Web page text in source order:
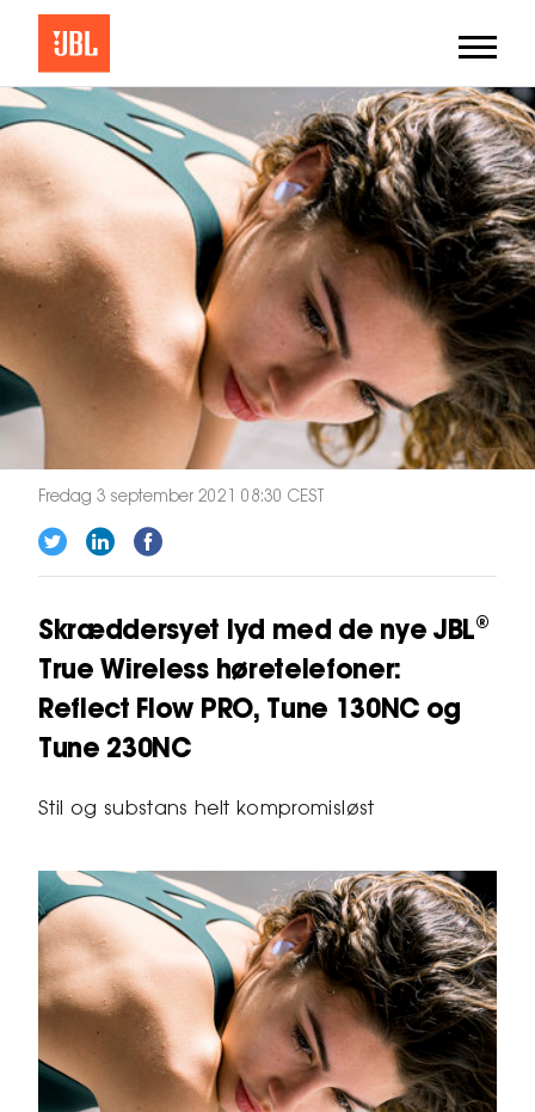
Fredag 3 september 2021 08:30 CEST
Skræddersyet lyd med de nye JBL®
True Wireless høretelefoner:
Reflect Flow PRO, Tune 130NC og
Tune 230NC
Stil og substans helt kompromisløst